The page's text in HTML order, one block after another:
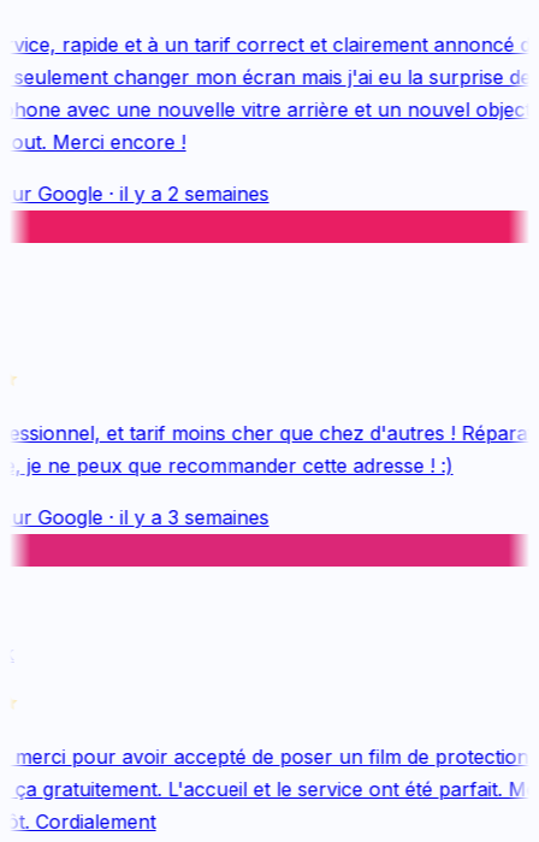
rapide et à un tarif correct et clairement annoncé
changer mon écran mais j'ai eu la surprise de
avec une nouvelle vitre arrière et un nouvel objectif,
Merci encore !
Google· il y a 2 semaines
et tarif moins cher que chez d'autres !
je ne peux que recommander cette adresse ! :)
Google· il y a 3 semaines
pour avoir accepté de poser un film de protection
gratuitement. L'accueil et le service ont été parfait.
Cordialement